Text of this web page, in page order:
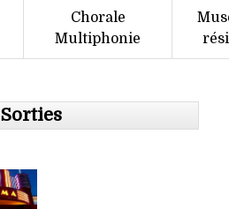
Chorale
Multiphonie
Sorties